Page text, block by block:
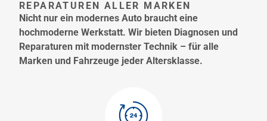
REPARATUREN ALLER MARKEN
Nicht nur ein modernes Auto braucht eine
hochmoderne Werkstatt. Wir bieten Diagnosen und
Reparaturen mit modernster Technik – für alle
Marken und Fahrzeuge jeder Altersklasse.